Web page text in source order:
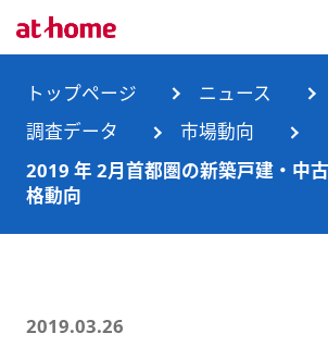
トップページ
企業情報
トップページ
ニュース
調査データ
市場動向
2019 年 2月首都圏の新築戸建・中
格動向
2019.03.26